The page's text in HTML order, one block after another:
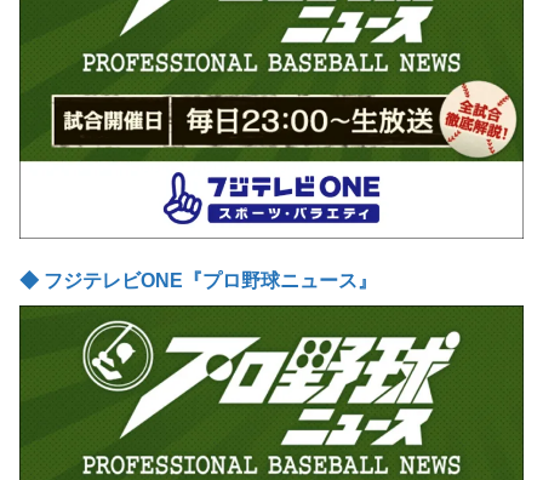
◆ フジテレビONE『プロ野球ニュース』